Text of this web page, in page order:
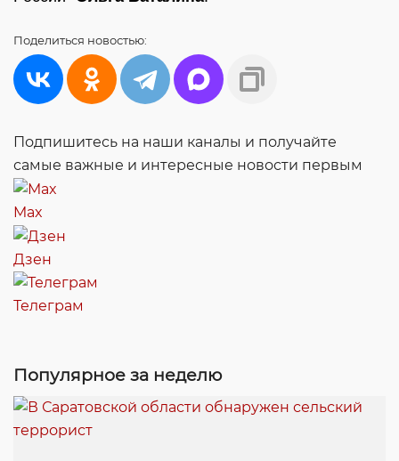
Поделиться новостью:
Подпишитесь на наши каналы и получайте
самые важные и интересные новости первым
Max
Дзен
Телеграм
Популярное за неделю